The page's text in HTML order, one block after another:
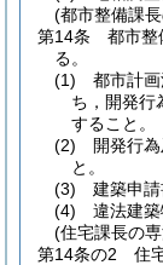
(都市整備課
第14条
都市整
る。
(1)
都市計
ち，開発行
すること。
(2)
開発行
と。
(3)
建築申請
(4)
違法建築
(住宅課長の
第14条の2
住